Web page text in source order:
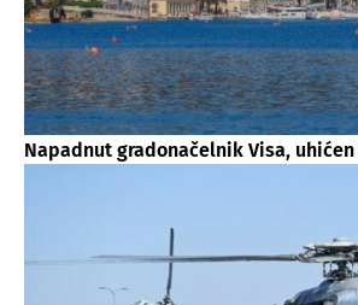
Napadnut gradonačelnik Visa,